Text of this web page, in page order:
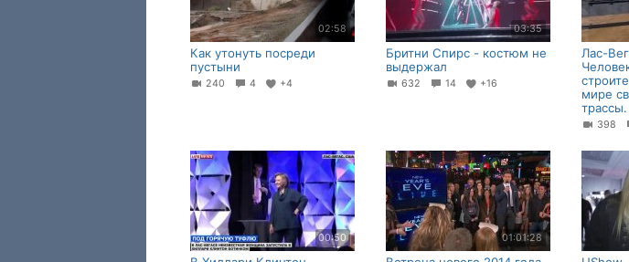
02:58
Как утонуть посреди
пустыни
240 4 +4
03:35
Бритни Спирс - костюм не
выдержал
632 14 +16
Лас-
мире
трассы.
398
00:50 01:01:28